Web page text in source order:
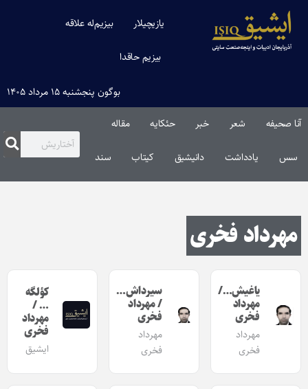
یازیچیلار بیزیم‌له علاقه
بیزیم حاقدا
بوگون پنجشنبه ۱۵ مرداد ۱۴۰۵
آنا صحیفه شعر خبر حئکایه مقاله‌
سس یادداشت دانیشیق کیتاب سند
مهرداد فخری
یاغیش…/
مهرداد
فخری‎
مهرداد
فخری
سیرداش…
/ مهرداد
فخری‎
مهرداد
فخری
کؤلگه
… /
مهرداد
فخری
ایشیق